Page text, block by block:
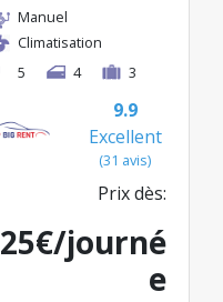
Manuel
Climatisation
5
4 3
9.9
Excellent
(31 avis)
Prix dès:
25€/journé
e